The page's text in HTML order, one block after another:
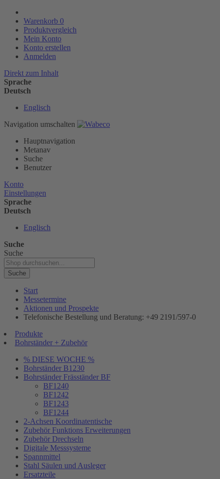
Warenkorb 0
Produktvergleich
Mein Konto
Konto erstellen
Anmelden
Direkt zum Inhalt
Sprache
Deutsch
Englisch
Navigation umschalten
Hauptnavigation
Metanav
Suche
Benutzer
Konto
Einstellungen
Sprache
Deutsch
Englisch
Suche
Suche
Suche
Start
Messetermine
Aktionen und Prospekte
Telefonische Bestellung und Beratung: +49 2191/597-0
Produkte
Bohrständer + Zubehör
% DIESE WOCHE %
Bohrständer B1230
Bohrständer Fräsständer BF
BF1240
BF1242
BF1243
BF1244
2-Achsen Koordinatentische
Zubehör Funktions Erweiterungen
Zubehör Drechseln
Digitale Messsysteme
Spannmittel
Stahl Säulen und Ausleger
Ersatzteile